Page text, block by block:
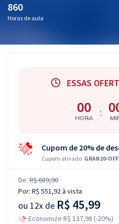
860
Horas de aula
ESSAS
00
HORA :
Cupom de 20% de
Cupom ativado: GRAN20-OFF
De: R$ 689,90
Por: R$ 551,92à vista
ou 12x de R$ 45,99
Economize R$ 137,98 (-20%)